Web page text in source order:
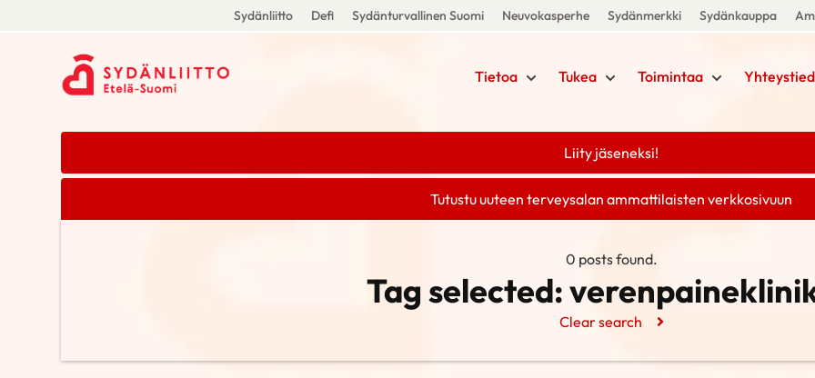
Sydänliitto Defi Sydänturvallinen Suomi Neuvokasperhe Sydänmerkki Sydänkauppa
Tietoa Tukea Toimintaa
Liity jäseneksi!
Tutustu uuteen terveysalan ammattilaisten verkkosivuun
0 posts found.
Tag selected:
Clear search